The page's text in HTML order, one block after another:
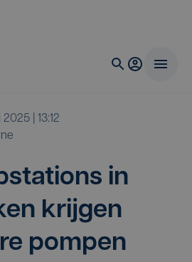
2025 | 13:12
in
krij­gen
pompen